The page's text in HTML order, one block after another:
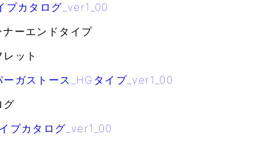
プカタログ_ver1_00
ーエンドタイプ
レット
ーガストース_HGタイプ_ver1_00
グ
プカタログ_ver1_00